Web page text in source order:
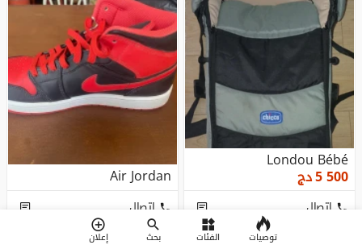
Londou Bébé
5 500دج
إتصال
Air Jordan
إتصال
توصيات الفئات بحث إعلان